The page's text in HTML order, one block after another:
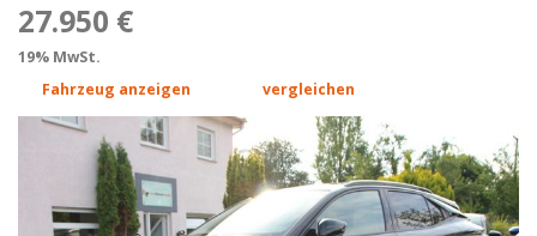
27.950 €
19% MwSt.
Fahrzeug anzeigen
vergleichen